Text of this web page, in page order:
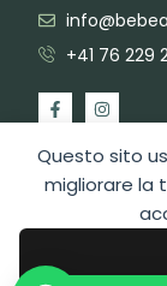
Questo sito
migliorare la
+41 76 229
2026